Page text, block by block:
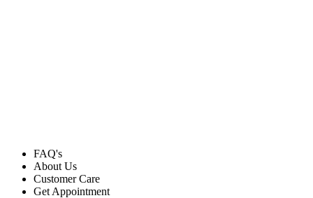
FAQ's
About Us
Customer Care
Get Appointment